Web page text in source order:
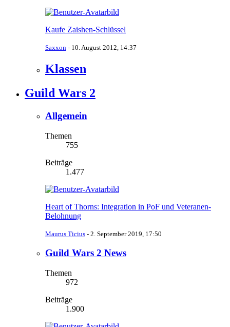
Kaufe Zaishen-Schlüssel
Saxxon - 10. August 2012, 14:37
Klassen
Guild Wars 2
Allgemein
Themen
755
Beiträge
1.477
Heart of Thorns: Integration in PoF und Veteranen-
Belohnung
Maurus Ticius - 2. September 2019, 17:50
Guild Wars 2 News
Themen
972
Beiträge
1.900